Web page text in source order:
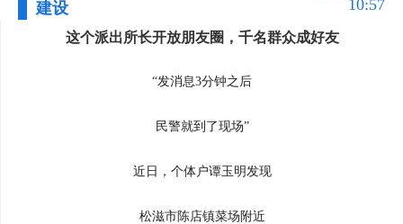
建设
10:57
这个派出所长开放朋友圈，千名群众成好友
“发消息3分钟之后
民警就到了现场”
近日，个体户谭玉明发现
松滋市陈店镇菜场附近